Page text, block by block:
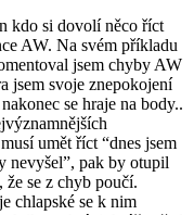
kdo si dovolí něco říct
AW. Na svém příkladu
jsem chyby AW
jsem svoje znepokojení
se hraje na body..
umět říct “dnes jsem
nevyšel”, pak by otupil
se z chyb poučí.
chlapské se k nim